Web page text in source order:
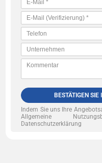
BESTÄTIGEN
Indem Sie uns Ihre
Allgemeine
Datenschutzerklärung